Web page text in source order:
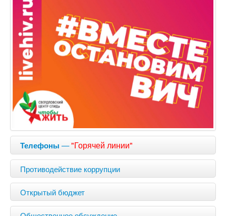
Телефоны —"Горячей линии"
Противодействие коррупции
Открытый бюджет